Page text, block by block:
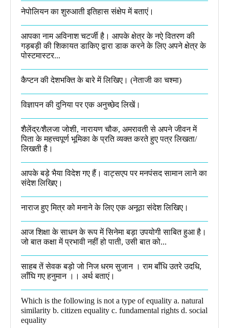
नेपोलियन का शुरुआती इतिहास संक्षेप में बताएं।
आपका नाम अविनाश चटर्जी है। आपके क्षेत्र के नऐ वितरण की
गड़बड़ी की शिकायत डाकिए द्वारा डाक करने के लिए अपने क्षेत्र के
पोस्टमास्टर...
कैप्टन की देशभक्ति के बारे में लिखिए।​ (नेताजी का चश्मा)
विज्ञापन की दुनिया पर एक अनुच्छेद लिखें।
शैलेंद्र/शैलजा जोशी, नारायण चौक, अमरावती से अपने जीवन में
पिता के महत्त्वपूर्ण भूमिका के प्रति व्यक्त करते हुए पत्र लिखता/
लिखती है।​
आपके बड़े भैया विदेश गए हैं। वाट्सएप पर मनपंसद सामान लाने का
संदेश लिखिए।
नाराज हुए मित्र को मनाने के लिए एक अनूठा संदेश लिखिए।
आज शिक्षा के साधन के रूप में सिनेमा बड़ा उपयोगी साबित हुआ है।
जो बात कक्षा में प्रभावी नहीं हो पाती, उसी बात को...
साहब तें सेवक बड़ो जो निज धरम सुजान । राम बाँधि उतरे उदधि,
लाँघि गए हनुमान ।।​ अर्थ बताएं।
Which is the following is not a type of equality a. natural
similarity b. citizen equality c. fundamental rights d. social
equality​